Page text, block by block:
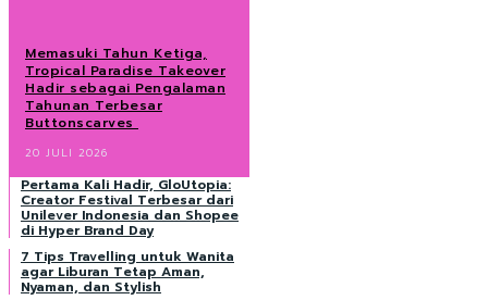
Memasuki Tahun Ketiga,
Tropical Paradise Takeover
Hadir sebagai Pengalaman
Tahunan Terbesar
Buttonscarves
20 JULI 2026
Pertama Kali Hadir, GloUtopia:
Creator Festival Terbesar dari
Unilever Indonesia dan Shopee
di Hyper Brand Day
7 Tips Travelling untuk Wanita
agar Liburan Tetap Aman,
Nyaman, dan Stylish